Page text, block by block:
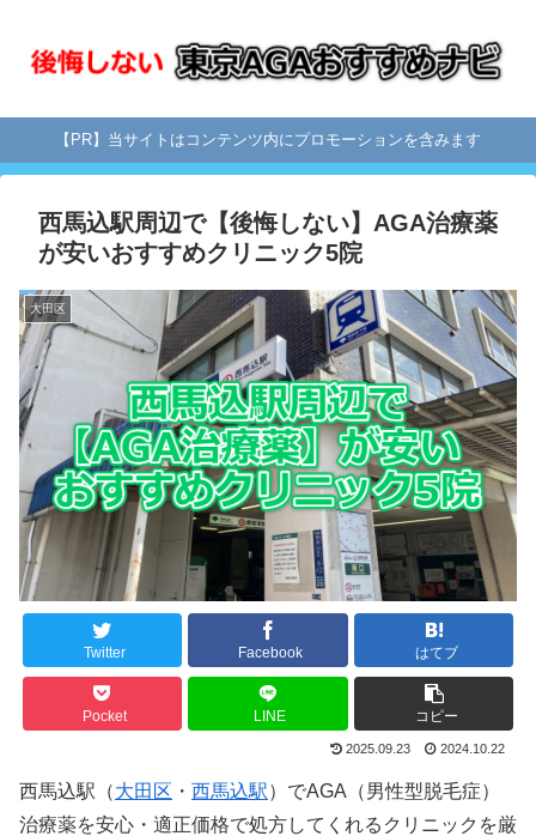
【PR】当サイトはコンテンツ内にプロモーションを含みます
西馬込駅周辺で【後悔しない】AGA治療薬
が安いおすすめクリニック5院
大田区
Twitter Facebook はてブ
Pocket LINE コピー
2025.09.23 2024.10.22
西馬込駅（大田区 ・ 西馬込駅）でAGA（男性型脱毛症）
治療薬を安心・適正価格で処方してくれるクリニックを厳